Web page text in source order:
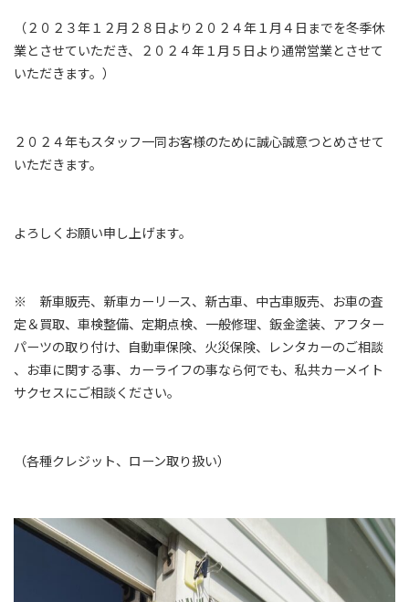
（２０２３年１２月２８日より２０２４年１月４日までを冬季休
業とさせていただき、２０２４年１月５日より通常営業とさせて
いただきます。）
２０２４年もスタッフ一同お客様のために誠心誠意つとめさせて
いただきます。
よろしくお願い申し上げます。
※ 新車販売、新車カーリース、新古車、中古車販売、お車の査
定＆買取、車検整備、定期点検、一般修理、鈑金塗装、アフター
パーツの取り付け、自動車保険、火災保険、レンタカーのご相談
、お車に関する事、カーライフの事なら何でも、私共カーメイト
サクセスにご相談ください。
（各種クレジット、ローン取り扱い）